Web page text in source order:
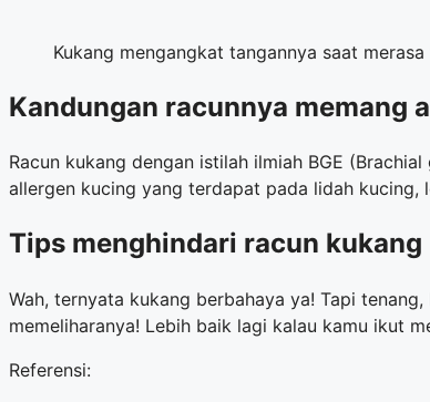
Kukang mengangkat tangannya saat merasa
Kandungan racunnya memang
Racun kukang dengan istilah ilmiah BGE
allergen kucing yang terdapat pada lidah kucing,
Tips menghindari racun kukang
Wah, ternyata kukang berbahaya ya! Tapi
memeliharanya! Lebih baik lagi kalau kamu ikut
Referensi: